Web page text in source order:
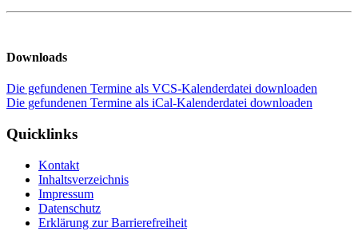
Downloads
Die gefundenen Termine als VCS-Kalenderdatei downloaden
Die gefundenen Termine als iCal-Kalenderdatei downloaden
Quicklinks
Kontakt
Inhaltsverzeichnis
Impressum
Datenschutz
Erklärung zur Barrierefreiheit